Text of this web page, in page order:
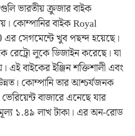
ভারতীয় ক্রুজার বাইক
কোম্পানির বাইক Royal
সেগমেন্টে খুব পছন্দ হয়েছে।
রেট্রো লুকে ডিজাইন করেছে। যা
বাইকের ইঞ্জিন শক্তিশালী এবং
কোম্পানি তার আশ্চর্যজনক
বাজারে এনেছে যার
১.৪৯ লাখ টাকা। এর অন-রোড